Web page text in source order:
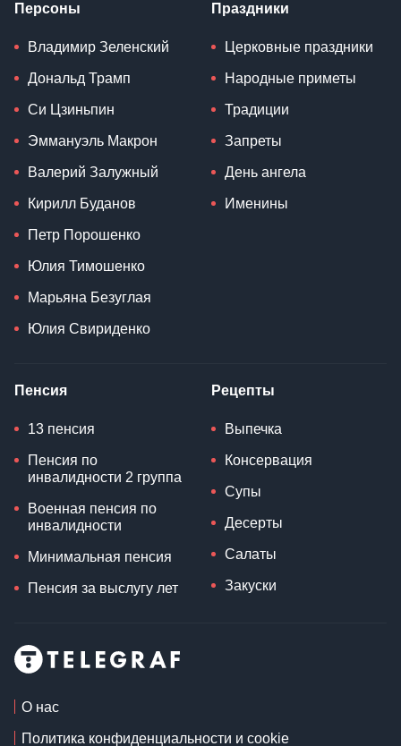
Персоны
Владимир Зеленский
Дональд Трамп
Си Цзиньпин
Эммануэль Макрон
Валерий Залужный
Кирилл Буданов
Петр Порошенко
Юлия Тимошенко
Марьяна Безуглая
Юлия Свириденко
Праздники
Церковные праздники
Народные приметы
Традиции
Запреты
День ангела
Именины
Пенсия
13 пенсия
Пенсия по
инвалидности 2 группа
Военная пенсия по
инвалидности
Минимальная пенсия
Пенсия за выслугу лет
Рецепты
Выпечка
Консервация
Супы
Десерты
Салаты
Закуски
О нас
Политика конфиденциальности и cookie